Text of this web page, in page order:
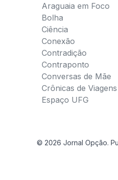
Araguaia em Foco
Bolha
Ciência
Conexão
Contradição
Contraponto
Conversas de Mãe
Crônicas de Viagens
Espaço UFG
© 2026 Jornal Opção.